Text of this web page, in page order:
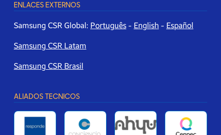
ENLACES EXTERNOS
Samsung CSR Global: Português - English - Español
Samsung CSR Latam
Samsung CSR Brasil
ALIADOS TECNICOS